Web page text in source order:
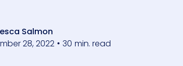
Salmon
28, 2022 • 30 min. read